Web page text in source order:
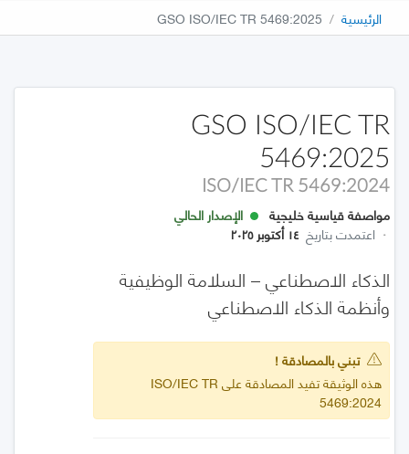
الرئيسية GSO ISO/IEC TR 5469:2025
GSO ISO/IEC TR
5469:2025
ISO/IEC TR 5469:2024
مواصفة قياسية خليجية
الإصدار الحالي
· اعتمدت بتاريخ ١٤ أكتوبر ٢٠٢٥
الذكاء الاصطناعي – السلامة الوظيفية
وأنظمة الذكاء الاصطناعي
تبني بالمصادقة !
هذه الوثيقة تفيد المصادقة على ISO/IEC TR
5469:2024